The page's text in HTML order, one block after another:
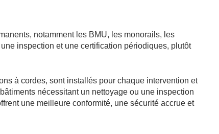
notamment les BMU, les monorails, les
inspection et une certification périodiques, plutôt
à cordes, sont installés pour chaque intervention et
nécessitant un nettoyage ou une inspection
une meilleure conformité, une sécurité accrue et